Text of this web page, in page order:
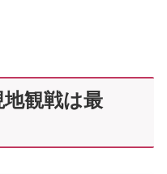
観戦は最